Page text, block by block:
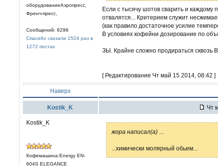
оборудованиеАэропресс,
Френч-пресс,
Сообщений: 6296
Спасибо сказали 1524 раз в
1272 постах
Если с тысячу шотов сварить и каждому
отвалятся... Критерием служит
(как правило достаточное усилие
В условиях кофейни дозирование по
ЗЫ. Крайне сложно продираться сквозь
[ Редактирование Чт май 15 2014, 08:42 ]
Наверх
Kostik_K Чт
Kostik_K
Кофемашина:Energy EN-
604S ELEGANCE
жора написал(а)
...химически молярный обьем...